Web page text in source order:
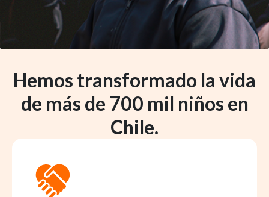
Hemos transformado la vida
de más de 700 mil niños en
Chile.